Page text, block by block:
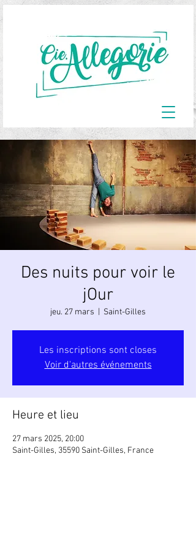
Des nuits pour voir le
jOur
jeu. 27 mars Saint-Gilles
Les inscriptions sont closes
Voir d'autres événements
Heure et lieu
27 mars 2025, 20:00
Saint-Gilles, 35590 Saint-Gilles, France